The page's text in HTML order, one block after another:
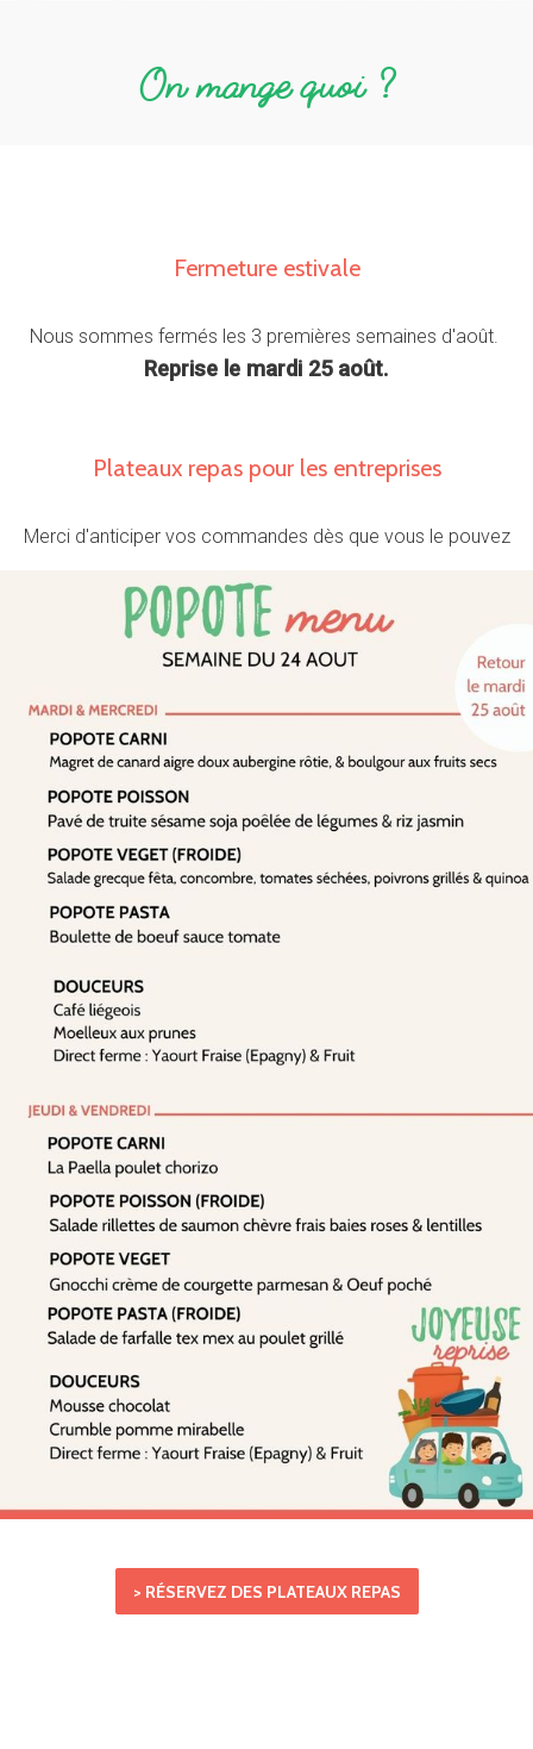
On mange quoi ?
Fermeture estivale
Nous sommes fermés les 3 premières semaines d'août.
Reprise le mardi 25 août.
Plateaux repas pour les entreprises
Merci d'anticiper vos commandes dès que vous le pouvez
> RÉSERVEZ DES PLATEAUX REPAS